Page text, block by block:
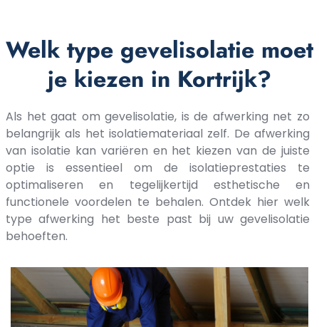
Welk type gevelisolatie moet
je kiezen in Kortrijk?
Als het gaat om gevelisolatie, is de afwerking net zo
belangrijk als het isolatiemateriaal zelf. De afwerking
van isolatie kan variëren en het kiezen van de juiste
optie is essentieel om de isolatieprestaties te
optimaliseren en tegelijkertijd esthetische en
functionele voordelen te behalen. Ontdek hier welk
type afwerking het beste past bij uw gevelisolatie
behoeften.